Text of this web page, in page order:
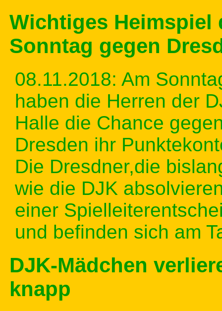
Wichtiges Heimspiel
Sonntag gegen
08.11.2018: Am
haben die Herren der
Halle die Chance
Dresden ihr
Die Dresdner,die
wie die DJK
einer
und befinden sich am
DJK-Mädchen
knapp